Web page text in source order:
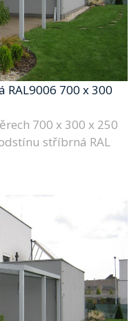
700 x 300
700 x 300 x 250
stříbrná RAL